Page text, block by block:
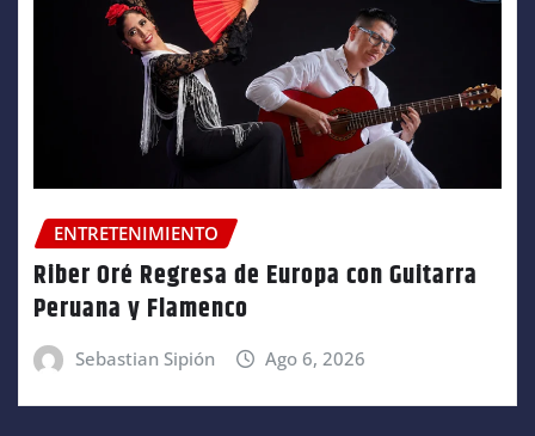
ENTRETENIMIENTO
Riber Oré Regresa de Europa con Guitarra
Peruana y Flamenco
Sebastian Sipión Ago 6, 2026